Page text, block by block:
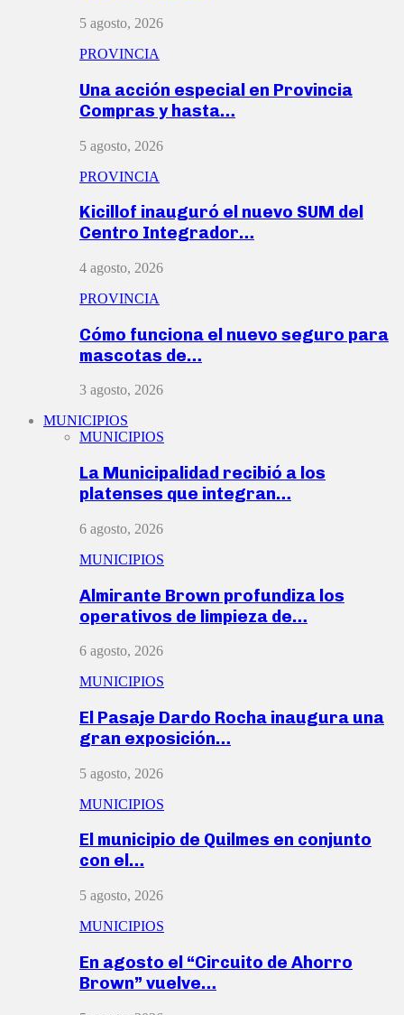
5 agosto, 2026
PROVINCIA
Una acción especial en Provincia
Compras y hasta…
5 agosto, 2026
PROVINCIA
Kicillof inauguró el nuevo SUM del
Centro Integrador…
4 agosto, 2026
PROVINCIA
Cómo funciona el nuevo seguro para
mascotas de…
3 agosto, 2026
MUNICIPIOS
MUNICIPIOS
La Municipalidad recibió a los
platenses que integran…
6 agosto, 2026
MUNICIPIOS
Almirante Brown profundiza los
operativos de limpieza de…
6 agosto, 2026
MUNICIPIOS
El Pasaje Dardo Rocha inaugura una
gran exposición…
5 agosto, 2026
MUNICIPIOS
El municipio de Quilmes en conjunto
con el…
5 agosto, 2026
MUNICIPIOS
En agosto el “Circuito de Ahorro
Brown” vuelve…